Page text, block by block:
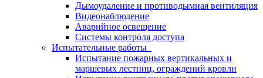
Дымоудаление и противодымная вентиляция
Видеонаблюдение
Аварийное освещение
Системы контроля доступа
Испытательные работы
Испытание пожарных вертикальных и
маршевых лестниц, ограждений кровли